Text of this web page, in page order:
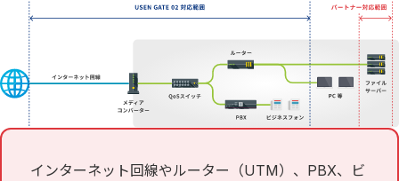
インターネット回線やルーター（UTM）、PBX、ビ